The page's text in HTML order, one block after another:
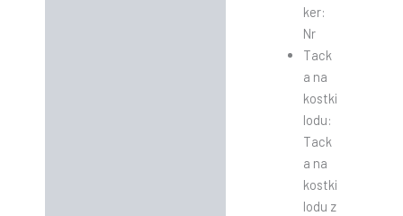
ker:
Nr
Tack
a na
kostki
lodu:
Tack
a na
kostki
lodu z